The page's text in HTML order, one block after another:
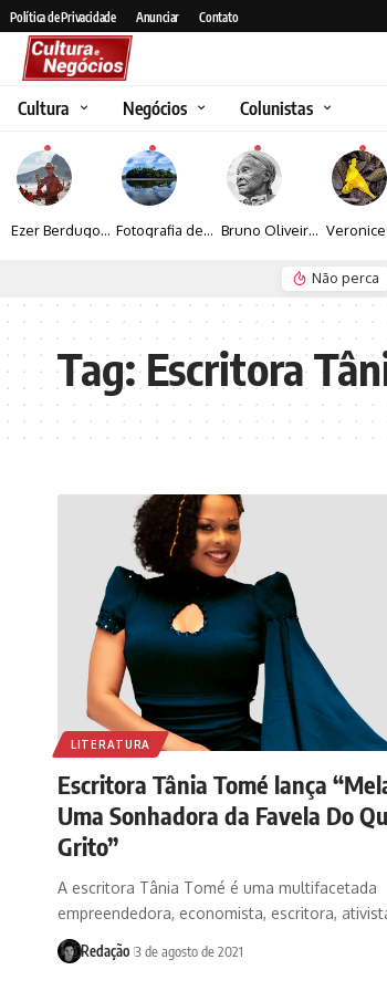
Política de Privacidade Anunciar Contato
Cultura Negócios Colunistas
Ezer Berdugo transforma experiências multiculturais e memórias em narrativas visuais por meio da fotografia Fotografia de Fátima Carlini transforma paisagens naturais em experiências de contemplação Bruno Oliveira retrata o cotidiano urbano por meio da fotografia em preto e branco
Não perca
Tag:Escritora
LITERATURA
Escritora Tânia Tomé lança
Uma Sonhadora da Favela Do
Grito”
A escritora Tânia Tomé é uma multifacetada
empreendedora, economista, escritora,
Redação 3 de agosto de 2021